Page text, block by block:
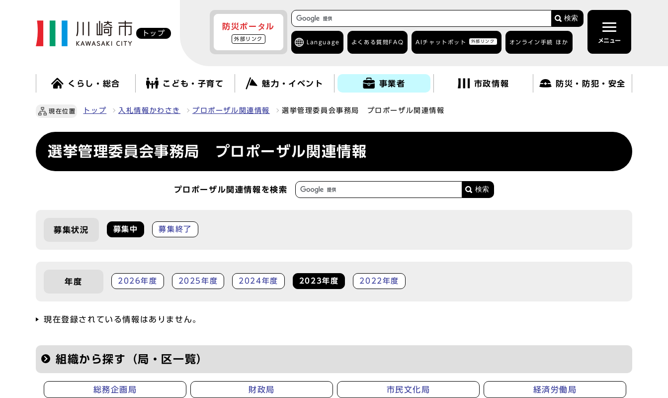
トップ
防災ポータル
外部リンク
検索
Language よくある質問 FAQ AIチャットボット 外部リンク オンライン手続 ほか メニュー
くらし・総合 こども・子育て 魅力・イベント 事業者 市政情報 防災・防犯・安全
現在位置 トップ 入札情報かわさき プロポーザル関連情報 選挙管理委員会事務局 プロポーザル関連情報
選挙管理委員会事務局 プロポーザル関連情報
プロポーザル関連情報を検索
募集状況 募集中 募集終了
年度 2026年度 2025年度 2024年度 2023年度 2022年度
現在登録されている情報はありません。
組織から探す（局・区一覧）
総務企画局 財政局 市民文化局 経済労働局